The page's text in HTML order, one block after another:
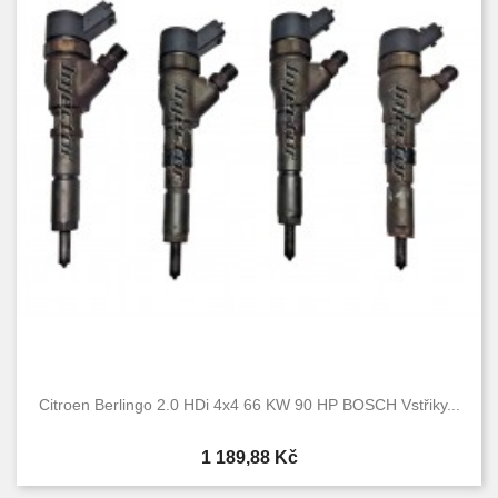
Citroen Berlingo 2.0 HDi 4x4 66 KW 90 HP BOSCH Vstřiky...
Cena
1 189,88 Kč